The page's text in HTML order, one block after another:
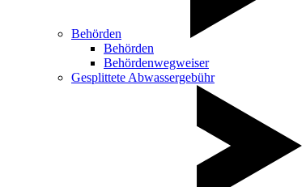
Behörden
Behörden
Behördenwegweiser
Gesplittete Abwassergebühr